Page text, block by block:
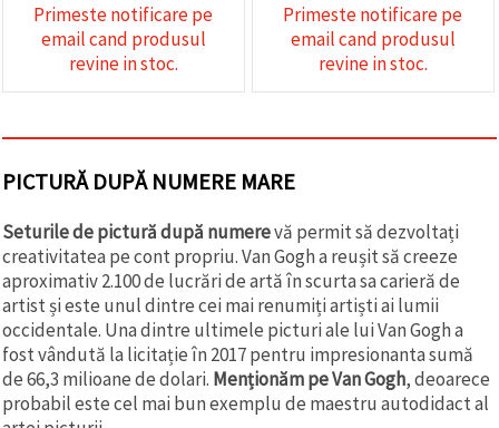
Primeste notificare pe
email cand produsul
revine in stoc.
Primeste notificare pe
email cand produsul
revine in stoc.
PICTURĂ DUPĂ NUMERE MARE
Seturile de pictură după numerevă permit să dezvoltați
creativitatea pe cont propriu. Van Gogh a reușit să creeze
aproximativ 2.100 de lucrări de artă în scurta sa carieră de
artist și este unul dintre cei mai renumiți artiști ai lumii
occidentale. Una dintre ultimele picturi ale lui Van Gogh a
fost vândută la licitație în 2017 pentru impresionanta sumă
de 66,3 milioane de dolari. Menționăm pe Van Gogh, deoarece
probabil este cel mai bun exemplu de maestru autodidact al